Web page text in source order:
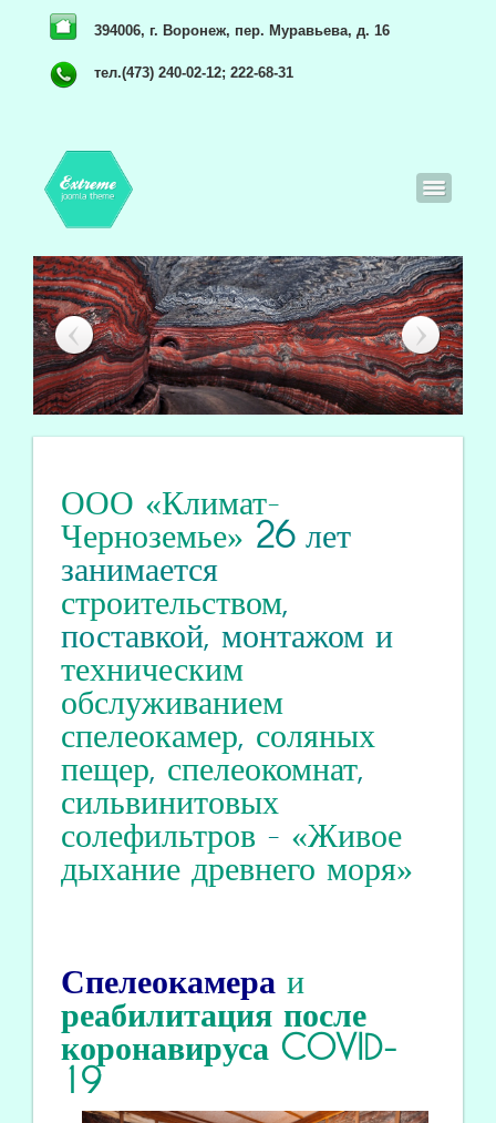
394006, г. Воронеж, пер. Муравьева, д. 16
тел.(473) 240-02-12; 222-68-31
ООО «Климат-
Черноземье» 26лет
занимается
строительством,
поставкой, монтажом и
техническим
обслуживанием
спелеокамер, соляных
пещер, спелеокомнат,
сильвинитовых
солефильтров - «Живое
дыхание древнего моря»
Спелеокамера и
реабилитацияпосле
коронавируса COVID-
19